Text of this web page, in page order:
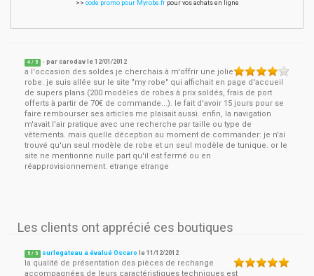
>> code promo pour Myrobe.frpour vos achats en ligne
4 / 5 - parcarodav le12/01/2012
a l'occasion des soldes je cherchais à m'offrir une jolie
robe. je suis allée sur le site "my robe" qui affichait en page d'accueil
de supers plans (200 modèles de robes à prix soldés, frais de port
offerts à partir de 70€ de commande...). le fait d'avoir 15 jours pour se
faire rembourser ses articles me plaisait aussi. enfin, la navigation
m'avait l'air pratique avec une recherche par taille ou type de
vêtements. mais quelle déception au moment de commander: je n'ai
trouvé qu'un seul modèle de robe et un seul modèle de tunique. or le
site ne mentionne nulle part qu'il est fermé ou en
réapprovisionnement. etrange etrange
Les clients ont apprécié ces boutiques
5 / 5 surlegateau a évalué Oscaro le11/12/2012
la qualité de présentation des pièces de rechange
accompagnées de leurs caractéristiques techniques est